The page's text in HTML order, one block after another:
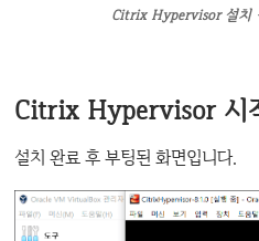
Citrix Hypervisor 설치
Citrix Hypervisor 시
설치 완료 후 부팅된 화면입니다.